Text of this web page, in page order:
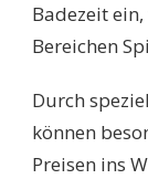
Badezeit
Bereichen
Durch
können
Preisen ins